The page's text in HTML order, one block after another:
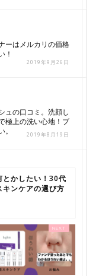
ーはメルカリの価格
！
2019年9月26日
ュの口コミ。洗顔し
極上の洗い心地！ブ
。
2019年8月19日
とかしたい！30代
キンケアの選び方